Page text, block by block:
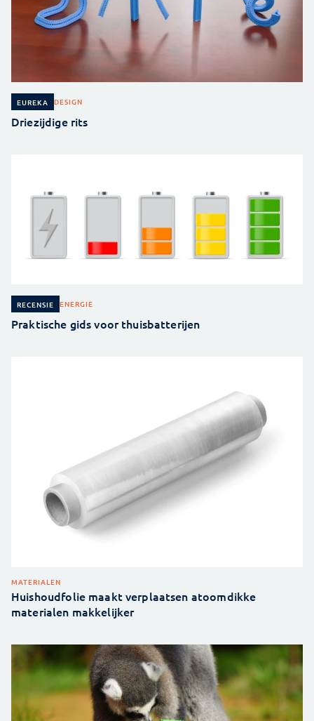
EUREKA DESIGN
Driezijdige rits
RECENSIE ENERGIE
Praktische gids voor thuisbatterijen
MATERIALEN
Huishoudfolie maakt verplaatsen atoomdikke
materialen makkelijker